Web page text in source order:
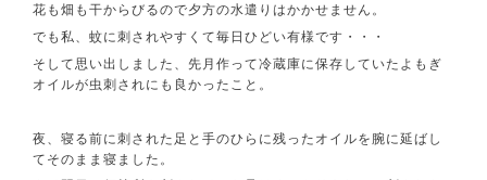
花も畑も干からびるので夕方の水遣りはかかせません。
でも私、蚊に刺されやすくて毎日ひどい有様です・・・
そして思い出しました、先月作って冷蔵庫に保存していたよもぎ
オイルが虫刺されにも良かったこと。
夜、寝る前に刺された足と手のひらに残ったオイルを腕に延ばし
てそのまま寝ました。